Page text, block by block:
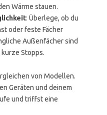
Wärme stauen.
: Überlege, ob du
oder feste Fächer
Außenfächer sind
Stopps.
von Modellen.
Geräten und deinem
und triffst eine